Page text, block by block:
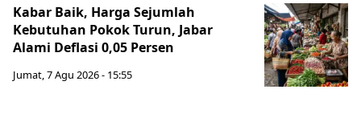
Kabar Baik, Harga Sejumlah
Kebutuhan Pokok Turun, Jabar
Alami Deflasi 0,05 Persen
Jumat, 7 Agu 2026 - 15:55